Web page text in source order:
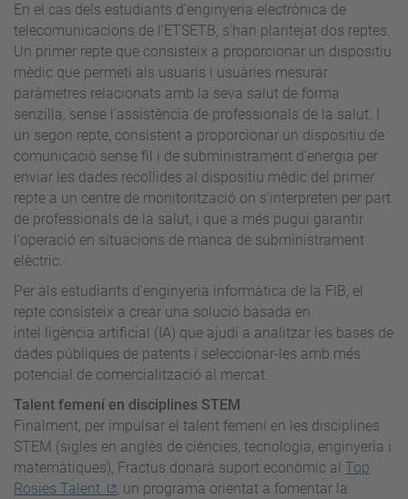
En el cas dels estudiants d'enginyeria electrònica de
telecomunicacions de l'ETSETB, s'han plantejat dos reptes.
Un primer repte que consisteix a proporcionar un dispositiu
mèdic que permeti als usuaris i usuàries mesurar
paràmetres relacionats amb la seva salut de forma
senzilla, sense l'assistència de professionals de la salut. I
un segon repte, consistent a proporcionar un dispositiu de
comunicació sense fil i de subministrament d'energia per
enviar les dades recollides al dispositiu mèdic del primer
repte a un centre de monitorització on s'interpreten per part
de professionals de la salut, i que a més pugui garantir
l'operació en situacions de manca de subministrament
elèctric.
Per als estudiants d'enginyeria informàtica de la FIB, el
repte consisteix a crear una solució basada en
intel·ligència artificial (IA) que ajudi a analitzar les bases de
dades públiques de patents i seleccionar-les amb més
potencial de comercialització al mercat.
Talent femení en disciplines STEM
Finalment, per impulsar el talent femení en les disciplines
STEM (sigles en anglès de ciències, tecnologia, enginyeria i
matemàtiques), Fractus donarà suport econòmic al Top
Rosies Talent
, un programa orientat a fomentar la